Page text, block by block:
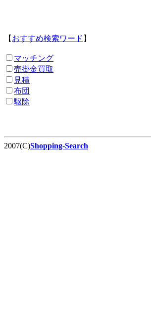
【 おすすめ検索ワード 】
マッチング
売掛金買取
見積
布団
駆除
2007(C)Shopping-Search